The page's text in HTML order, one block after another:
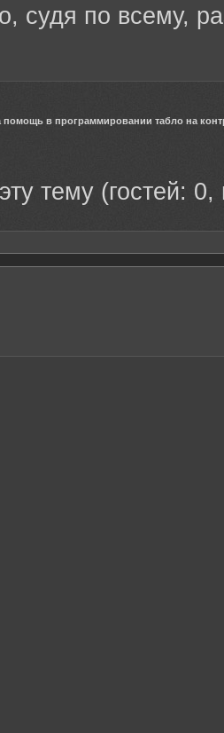
судя по всему,
помощь в программировании табло на
тему (гостей: